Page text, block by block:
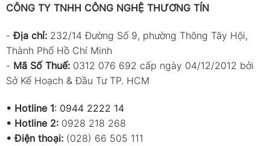
CÔNG TY TNHH CÔNG NGHỆ THƯƠNG TÍN
-Địa chỉ: 232/14 Đường Số 9, phường Thông Tây Hội,
Thành Phố Hồ Chí Minh
- Mã Số Thuế: 0312 076 692 cấp ngày 04/12/2012 bởi
Sở Kế Hoạch & Đầu Tư TP. HCM
• Hotline 1: 0944 2222 14
• Hotline 2: 0928 218 268
• Điện thoại: (028) 66 505 111